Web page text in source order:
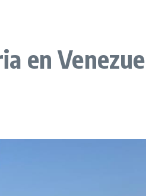
en